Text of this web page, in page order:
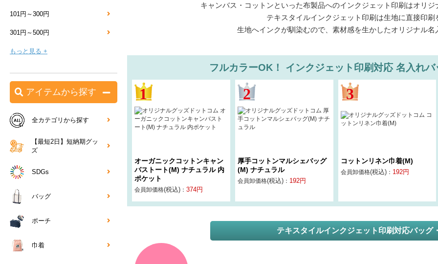
キャンバス・コットンといった布製品へのインクジェット印刷はオリ
テキスタイルインクジェット印刷は生地に直接印
生地へインクが馴染むので、素材感を生かしたオリジナル
フルカラーOK！ インクジェット印刷対応 名入れ
オーガニックコットンキャン
バストート(M) ナチュラル 内
ポケット
会員卸価格(税込) ： 374円
厚手コットンマルシェバッグ
(M) ナチュラル
会員卸価格(税込)： 192円
コットンリネン巾着(M)
会員卸価格(税込)： 192円
テキスタイルインクジェット印刷対応バッグ
101円～300円
301円～500円
もっと見る +
アイテムから探す
全カテゴリから探す
【最短2日】短納期グッ
ズ
SDGs
バッグ
ポーチ
巾着